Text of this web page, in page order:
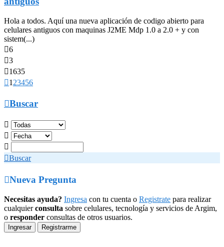
Hola a todos. Aquí una nueva aplicación de codigo abierto para
celulares antiguos con maquinas J2ME Mdp 1.0 a 2.0 + y con
sistem(...)
6
3
1635
1 23456
Buscar



Buscar
Nueva Pregunta
Necesitas ayuda? Ingresa con tu cuenta o Registrate para realizar
cualquierconsulta sobre celulares, tecnología y servicios de Argim,
o responder consultas de otros usuarios.
Ingresar Registrarme